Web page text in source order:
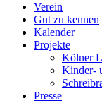
Verein
Gut zu kennen
Kalender
Projekte
Kölner
Kinder-
Presse